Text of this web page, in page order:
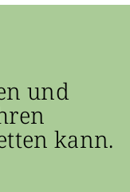
und
kann.